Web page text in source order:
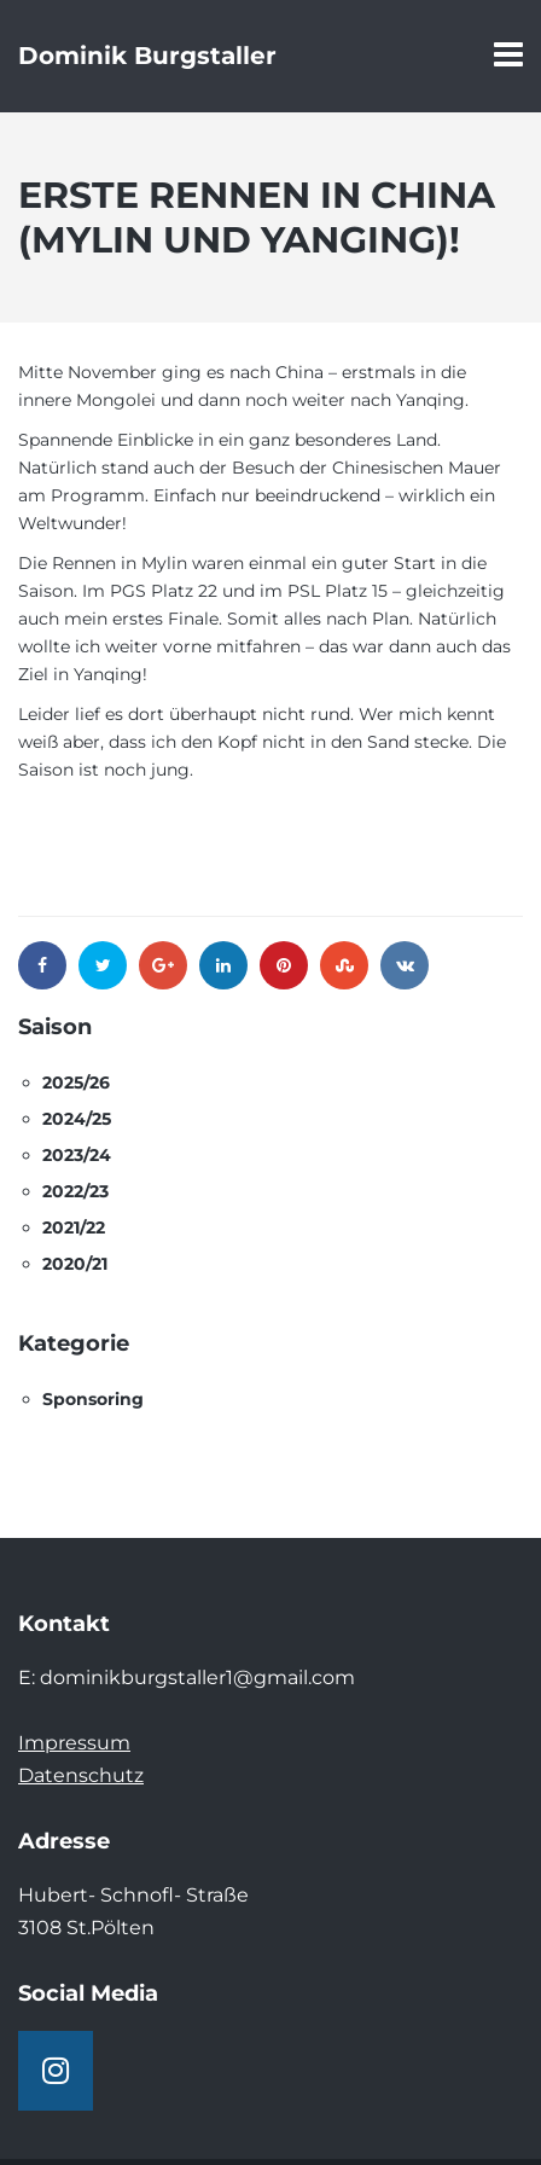
Dominik Burgstaller
ERSTE RENNEN IN CHINA
(MYLIN UND YANGING)!
Mitte November ging es nach China – erstmals in die
innere Mongolei und dann noch weiter nach Yanqing.
Spannende Einblicke in ein ganz besonderes Land.
Natürlich stand auch der Besuch der Chinesischen Mauer
am Programm. Einfach nur beeindruckend – wirklich ein
Weltwunder!
Die Rennen in Mylin waren einmal ein guter Start in die
Saison. Im PGS Platz 22 und im PSL Platz 15 – gleichzeitig
auch mein erstes Finale. Somit alles nach Plan. Natürlich
wollte ich weiter vorne mitfahren – das war dann auch das
Ziel in Yanqing!
Leider lief es dort überhaupt nicht rund. Wer mich kennt
weiß aber, dass ich den Kopf nicht in den Sand stecke. Die
Saison ist noch jung.
Saison
2025/26
2024/25
2023/24
2022/23
2021/22
2020/21
Kategorie
Sponsoring
Kontakt
E: dominikburgstaller1@gmail.com
Impressum
Datenschutz
Adresse
Hubert- Schnofl- Straße
3108 St.Pölten
Social Media